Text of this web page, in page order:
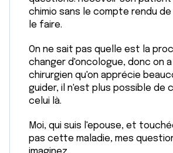
chimio sans le compte rendu
le faire.
On ne sait pas quelle est la
changer d'oncologue, donc on a
chirurgien qu'on apprécie
guider, il n'est plus possible de
celui là.
Moi, qui suis l'epouse, et
pas cette maladie, mes